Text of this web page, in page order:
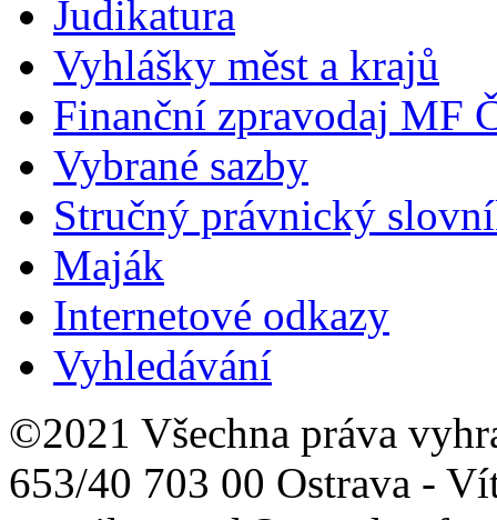
Judikatura
Vyhlášky měst a krajů
Finanční zpravodaj MF
Vybrané sazby
Stručný právnický
Maják
Internetové odkazy
Vyhledávání
©2021 Všechna práva
653/40 703 00 Ostrava -